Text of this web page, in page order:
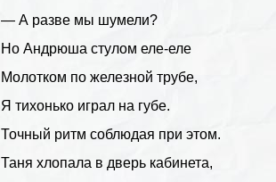
— А разве мы шумели?
Но Андрюша стулом еле-еле
Молотком по железной трубе,
Я тихонько играл на губе.
Точный ритм соблюдая при этом.
Таня хлопала в дверь кабинета,